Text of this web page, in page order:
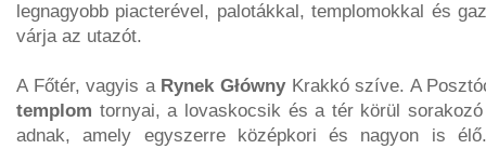
legnagyobb piacterével, palotákkal, templomokkal és
várja az utazót.
A Főtér, vagyis a Rynek GłównyKrakkó szíve. A
templom tornyai, a lovaskocsik és a tér körül
adnak, amely egyszerre középkori és nagyon is